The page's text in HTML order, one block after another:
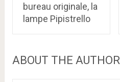
bureau originale, la
lampe Pipistrello
ABOUT THE AUTHOR